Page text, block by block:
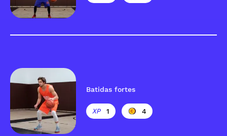
Batidas fortes
1 4